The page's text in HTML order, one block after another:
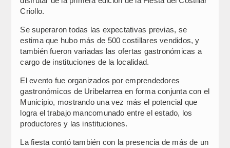
Criollo.
Se superaron todas las expectativas previas, se
estima que hubo más de 500 costillares vendidos, y
también fueron variadas las ofertas gastronómicas a
cargo de instituciones de la localidad.
El evento fue organizados por emprendedores
gastronómicos de Uribelarrea en forma conjunta con el
Municipio, mostrando una vez más el potencial que
logra el trabajo mancomunado entre el estado, los
productores y las instituciones.
La fiesta contó también con la presencia de más de un